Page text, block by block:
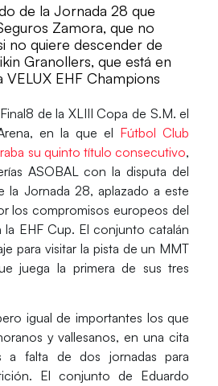
de la Jornada 28 que
Zamora, que no
no quiere descender de
Granollers, que está en
EHF Champions
de la XLIII Copa de S.M. el
en la que el Fútbol Club
su quinto título consecutivo,
ASOBAL con la disputa del
la Jornada 28, aplazado a este
los compromisos europeos del
la EHF Cup. El conjunto catalán
para visitar la pista de un MMT
juega la primera de sus tres
igual de importantes los que
y vallesanos, en una cita
a falta de dos jornadas para
El conjunto de Eduardo